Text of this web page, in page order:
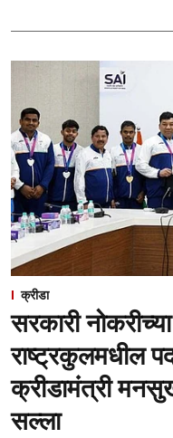
क्रीडा
सरकारी
राष्ट्रकुलमधील
क्रीडामंत्री
सल्ला